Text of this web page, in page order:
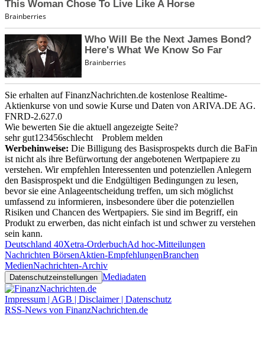
Sie erhalten auf FinanzNachrichten.de kostenlose Realtime-
Aktienkurse von und sowie Kurse und Daten von ARIVA.DE AG.
FNRD-2.627.0
Wie bewerten Sie die aktuell angezeigte Seite?
sehr gut1 23456schlecht
Problem melden
Werbehinweise: Die Billigung des Basisprospekts durch die BaFin
ist nicht als ihre Befürwortung der angebotenen Wertpapiere zu
verstehen. Wir empfehlen Interessenten und potenziellen Anlegern
den Basisprospekt und die Endgültigen Bedingungen zu lesen,
bevor sie eine Anlageentscheidung treffen, um sich möglichst
umfassend zu informieren, insbesondere über die potenziellen
Risiken und Chancen des Wertpapiers. Sie sind im Begriff, ein
Produkt zu erwerben, das nicht einfach ist und schwer zu verstehen
sein kann.
Deutschland 40Xetra-OrderbuchAd hoc-Mitteilungen
Nachrichten BörsenAktien-EmpfehlungenBranchen
MedienNachrichten-Archiv
Datenschutzeinstellungen Mediadaten
Impressum | AGB | Disclaimer | Datenschutz
RSS-News von FinanzNachrichten.de